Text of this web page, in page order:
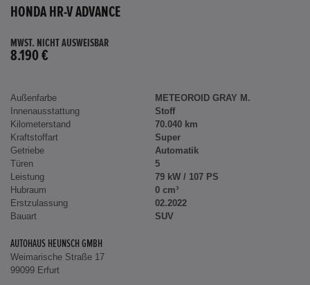
HONDA HR-V ADVANCE
MWST. NICHT AUSWEISBAR
8.190 €
Außenfarbe
METEOROID GRAY M.
Innenausstattung
Stoff
Kilometerstand
70.040 km
Kraftstoffart
Super
Getriebe
Automatik
Türen
5
Leistung
79 kW / 107 PS
Hubraum
0 cm³
Erstzulassung
02.2022
Bauart
SUV
AUTOHAUS HEUNSCH GMBH
Weimarische Straße 17
99099 Erfurt